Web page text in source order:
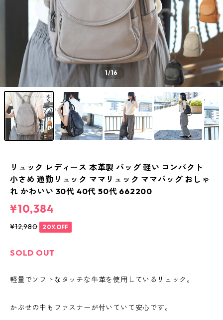
1/16
リュック レディース 本革製 バッグ 軽い コンパクト
小さめ 通勤リュック ママリュック ママバッグ おしゃ
れ かわいい 30代 40代 50代 662200
¥10,384
¥12,980 20%OFF
SOLD OUT
軽量でソフトなタッチな牛革を使用しているリュック。
かぶせの中もファスナーが付いていて安心です。